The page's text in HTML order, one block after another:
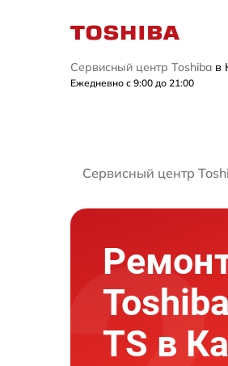
Сервисный центр Toshiba в
Ежедневно с 9:00 до 21:00
Сервисный центр
TS в